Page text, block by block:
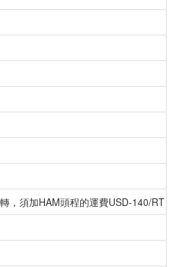
，須加HAM頭程的運費USD-140/RT